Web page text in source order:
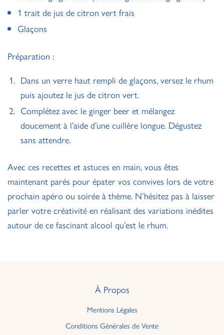
1 trait de jus de citron vert frais
Glaçons
Préparation :
Dans un verre haut rempli de glaçons, versez le rhum
puis ajoutez le jus de citron vert.
Complétez avec le ginger beer et mélangez
doucement à l’aide d’une cuillère longue. Dégustez
sans attendre.
Avec ces recettes et astuces en main, vous êtes
maintenant parés pour épater vos convives lors de votre
prochain apéro ou soirée à thème. N’hésitez pas à laisser
parler votre créativité en réalisant des variations inédites
autour de ce fascinant alcool qu’est le rhum.
À Propos
Mentions Légales
Conditions Générales de Vente